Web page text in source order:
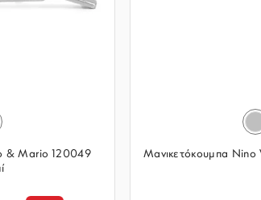
& Mario 120049
Μανικετόκουμπα Nino